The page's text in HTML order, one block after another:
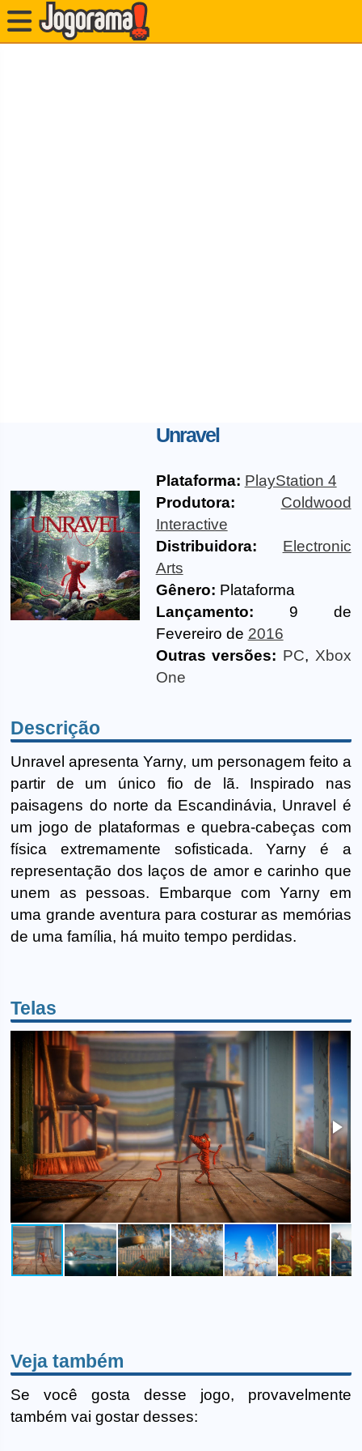
Unravel
Plataforma: PlayStation 4
Produtora:
Coldwood
Interactive
Distribuidora:
Electronic
Arts
Gênero: Plataforma
Lançamento: 9 de
Fevereiro de 2016
Outras versões: PC, Xbox
One
Descrição
Unravel apresenta Yarny, um personagem feito a
partir de um único fio de lã. Inspirado nas
paisagens do norte da Escandinávia, Unravel é
um jogo de plataformas e quebra-cabeças com
física extremamente sofisticada. Yarny é a
representação dos laços de amor e carinho que
unem as pessoas. Embarque com Yarny em
uma grande aventura para costurar as memórias
de uma família, há muito tempo perdidas.
Telas
Veja também
Se você gosta desse jogo, provavelmente
também vai gostar desses: